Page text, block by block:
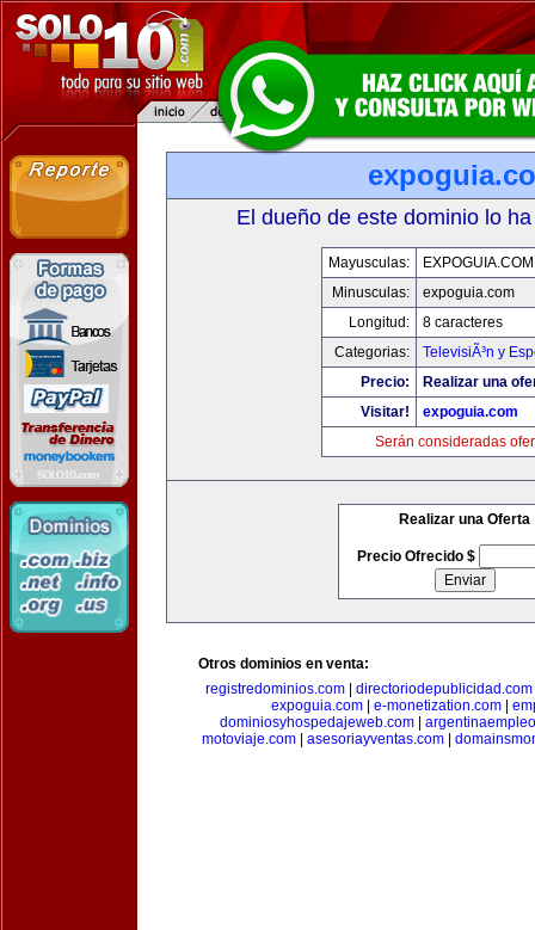
El dueño de este dominio lo
Mayusculas:
EXPOGUIA.COM
Minusculas:
expoguia.com
Longitud:
8 caracteres
Categorias:
TelevisiÃ³n y
Precio:
Realizar una
Visitar!
expoguia.com
Serán consideradas
Realizar una Oferta
Precio Ofrecido $
Otros dominios en venta:
registredominios.com| directoriodepublicidad.com
expoguia.com| e-monetization.com|
dominiosyhospedajeweb.com
motoviaje.com
asesoriayventas.com